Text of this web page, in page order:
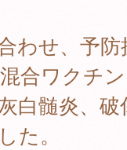
わせ、予
合ワクチ
白髄炎、
た。